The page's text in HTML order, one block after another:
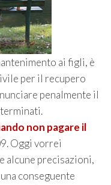
ai figli, è
per il recupero
penalmente il
non pagare il
Oggi vorrei
alcune precisazioni,
conseguente